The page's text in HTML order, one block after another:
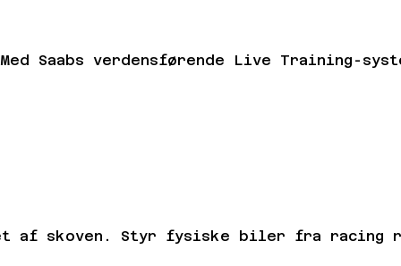
Saabs verdensførende Live Training-
af skoven. Styr fysiske biler fra racing